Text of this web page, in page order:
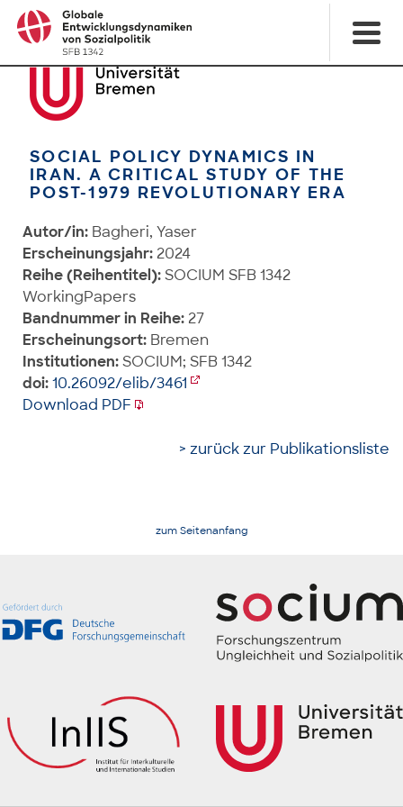
SOCIAL POLICY DYNAMICS IN
IRAN. A CRITICAL STUDY OF THE
POST-1979 REVOLUTIONARY ERA
Autor/in: Bagheri, Yaser
Erscheinungsjahr: 2024
Reihe (Reihentitel):SOCIUM SFB 1342
WorkingPapers
Bandnummer in Reihe: 27
Erscheinungsort: Bremen
Institutionen:SOCIUM; SFB 1342
doi:10.26092/elib/3461
Download PDF
> zurück zur Publikationsliste
zum Seitenanfang